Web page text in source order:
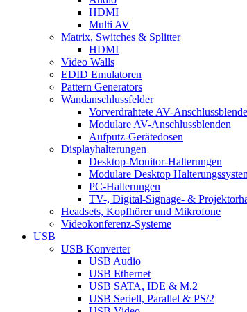
HDMI
Multi AV
Matrix, Switches & Splitter
HDMI
Video Walls
EDID Emulatoren
Pattern Generators
Wandanschlussfelder
Vorverdrahtete AV-
Modulare AV-Anschlussblenden
Aufputz-Gerätedosen
Displayhalterungen
Desktop-Monitor-Halterungen
Modulare Desktop
PC-Halterungen
TV-, Digital-Signage- &
Headsets, Kopfhörer und Mikrofone
Videokonferenz-Systeme
USB
USB Konverter
USB Audio
USB Ethernet
USB SATA, IDE & M.2
USB Seriell, Parallel & PS/2